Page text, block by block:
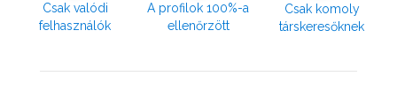
Csak valódi
felhasználók
A profilok 100%-a
ellenőrzött
Csak komoly
társkeresőknek